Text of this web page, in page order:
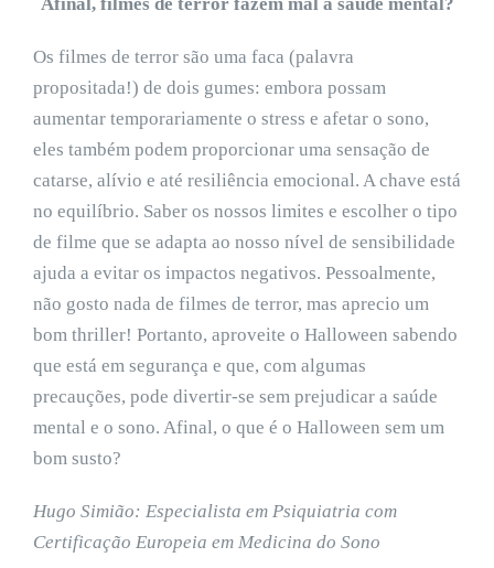
Os filmes de terror são uma faca (palavra
propositada!) de dois gumes: embora possam
aumentar temporariamente o stress e afetar o sono,
eles também podem proporcionar uma sensação de
catarse, alívio e até resiliência emocional. A chave está
no equilíbrio. Saber os nossos limites e escolher o tipo
de filme que se adapta ao nosso nível de sensibilidade
ajuda a evitar os impactos negativos. Pessoalmente,
não gosto nada de filmes de terror, mas aprecio um
bom thriller! Portanto, aproveite o Halloween sabendo
que está em segurança e que, com algumas
precauções, pode divertir-se sem prejudicar a saúde
mental e o sono. Afinal, o que é o Halloween sem um
bom susto?
Hugo Simião: Especialista em Psiquiatria com
Certificação Europeia em Medicina do Sono